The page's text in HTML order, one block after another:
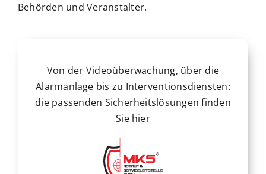
Behörden und Veranstalter.
Von der Videoüberwachung, über die
Alarmanlage bis zu Interventionsdiensten:
die passenden Sicherheitslösungen finden
Sie hier